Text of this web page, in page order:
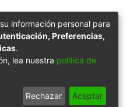
información personal para
Preferencias,
.
lea nuestra política de
Rechazar Aceptar